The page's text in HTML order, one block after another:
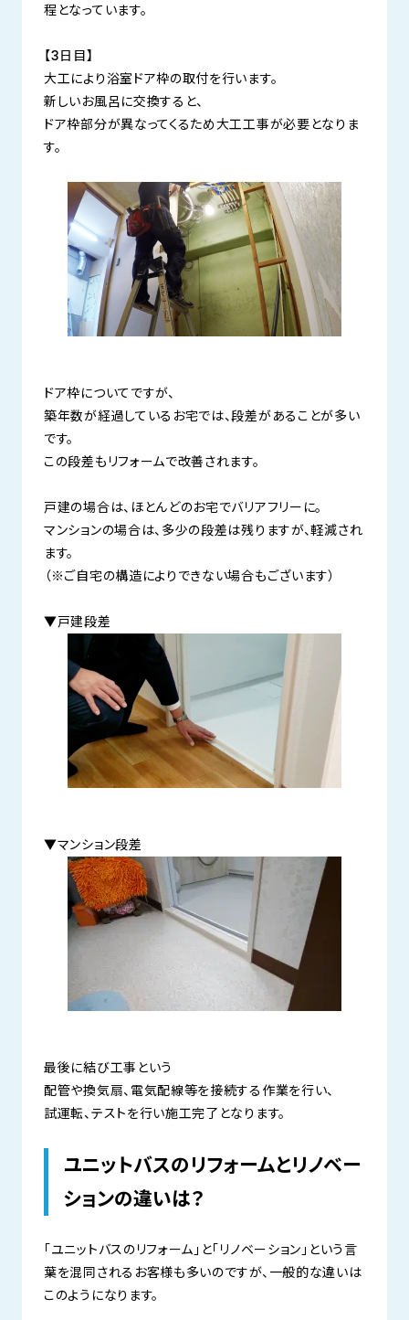
程となっています。
【3日目】
大工により浴室ドア枠の取付を行います。
新しいお風呂に交換すると、
ドア枠部分が異なってくるため大工工事が必要となりま
す。
ドア枠についてですが、
築年数が経過しているお宅では、段差があることが多い
です。
この段差もリフォームで改善されます。
戸建の場合は、ほとんどのお宅でバリアフリーに。
マンションの場合は、多少の段差は残りますが、軽減され
ます。
（※ご自宅の構造によりできない場合もございます）
▼戸建段差
▼マンション段差
最後に結び工事という
配管や換気扇、電気配線等を接続する作業を行い、
試運転、テストを行い施工完了となります。
ユニットバスのリフォームとリノベー
ションの違いは？
「ユニットバスのリフォーム」と「リノベーション」という言
葉を混同されるお客様も多いのですが、一般的な違いは
このようになります。